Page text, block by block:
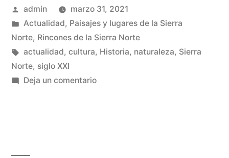
normativa
del
PN
Publicado
por
admin
marzo 31, 2021
Publicado
en
Actualidad, Paisajes y lugares de la Sierra
Norte, Rincones de la Sierra Norte
Etiquetas:
actualidad, cultura, Historia, naturaleza, Sierra
Norte, siglo XXI
Deja un comentarioen